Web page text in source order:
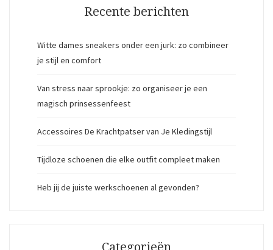
Recente berichten
Witte dames sneakers onder een jurk: zo combineer
je stijl en comfort
Van stress naar sprookje: zo organiseer je een
magisch prinsessenfeest
Accessoires De Krachtpatser van Je Kledingstijl
Tijdloze schoenen die elke outfit compleet maken
Heb jij de juiste werkschoenen al gevonden?